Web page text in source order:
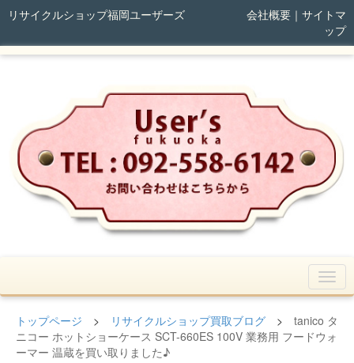
リサイクルショップ福岡ユーザーズ 会社概要｜ サイトマ
ップ
トップページ > リサイクルショップ買取ブログ > tanico タ
ニコー ホットショーケース SCT-660ES 100V 業務用 フードウォ
ーマー 温蔵を買い取りました♪